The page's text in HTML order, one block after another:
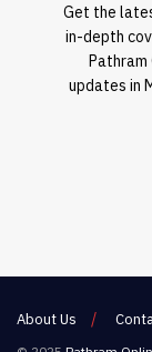
Get the
in-depth
Pathram
updates in
About Us